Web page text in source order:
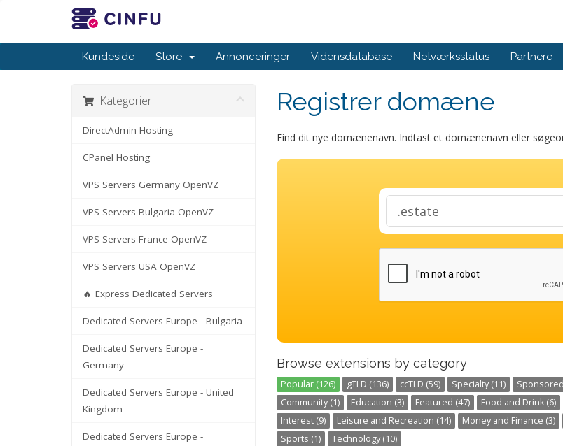
Kundeside Store Annonceringer Vidensdatabase Netværksstatus Partnere
Registrer domæne
Kategorier
DirectAdmin Hosting
CPanel Hosting
VPS Servers Germany OpenVZ
VPS Servers Bulgaria OpenVZ
VPS Servers France OpenVZ
VPS Servers USA OpenVZ
🔥 Express Dedicated Servers
Dedicated Servers Europe - Bulgaria
Dedicated Servers Europe -
Germany
Dedicated Servers Europe - United
Kingdom
Dedicated Servers Europe -
Find dit nye domænenavn. Indtast et domænenavn eller
Browse extensions by category
Popular (126) gTLD (136) ccTLD (59) Specialty (11)
Community (1)
Education (3) Featured (47) Food and Drink (6)
Interest (9)
Leisure and Recreation (14) Money and Finance (3)
Sports (1)
Technology (10)